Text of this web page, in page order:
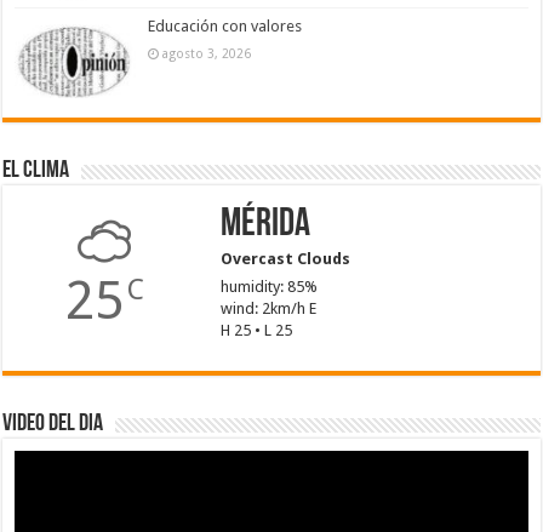
Educación con valores
agosto 3, 2026
El Clima
25 C
Mérida
Overcast Clouds
humidity: 85%
wind: 2km/h E
H 25 • L 25
Video del dia